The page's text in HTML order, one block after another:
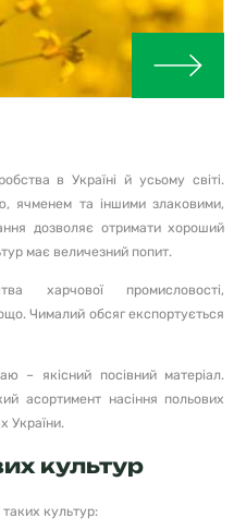
в Україні й усьому світі.
ячменем та іншими злаковими,
дозволяє отримати хороший
має величезний попит.
харчової промисловості,
Чималий обсяг експортується
– якісний посівний матеріал.
асортимент насіння польових
України.
культур
культур: